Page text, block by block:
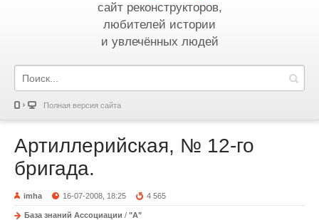
сайт реконструкторов,
любителей истории
и увлечённых людей
Полная версия сайта
Артиллерийская, № 12-го
бригада.
imha 16-07-2008, 18:25 4 565
База знаний Ассоциации / "А"